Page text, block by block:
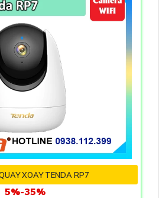
XOAY TENDA RP7
5%-35%